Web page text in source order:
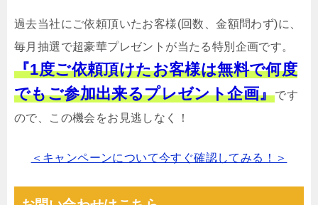
過去当社にご依頼頂いたお客様(回数、金額問わず)に、
毎月抽選で超豪華プレゼントが当たる特別企画です。
『1度ご依頼頂けたお客様は無料で何度
でもご参加出来るプレゼント企画』です
ので、この機会をお見逃しなく！
＜キャンペーンについて今すぐ確認してみる！＞